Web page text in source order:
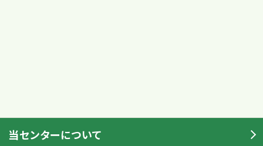
当センターについて